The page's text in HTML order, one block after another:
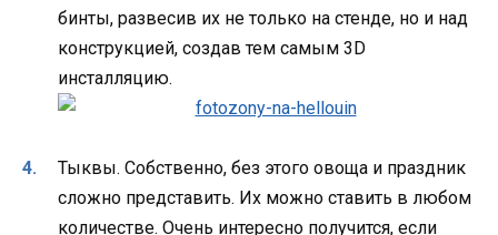
бинты, развесив их не только на стенде, но и над
конструкцией, создав тем самым 3D
инсталляцию.
Тыквы. Собственно, без этого овоща и праздник
сложно представить. Их можно ставить в любом
количестве. Очень интересно получится, если